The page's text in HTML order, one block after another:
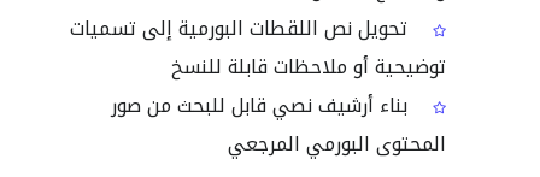
تحويل نص اللقطات البورمية إلى تسميات
توضيحية أو ملاحظات قابلة للنسخ
بناء أرشيف نصي قابل للبحث من صور
المحتوى البورمي المرجعي